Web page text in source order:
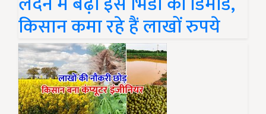
किसान कमा रहे हैं लाखों रुपये